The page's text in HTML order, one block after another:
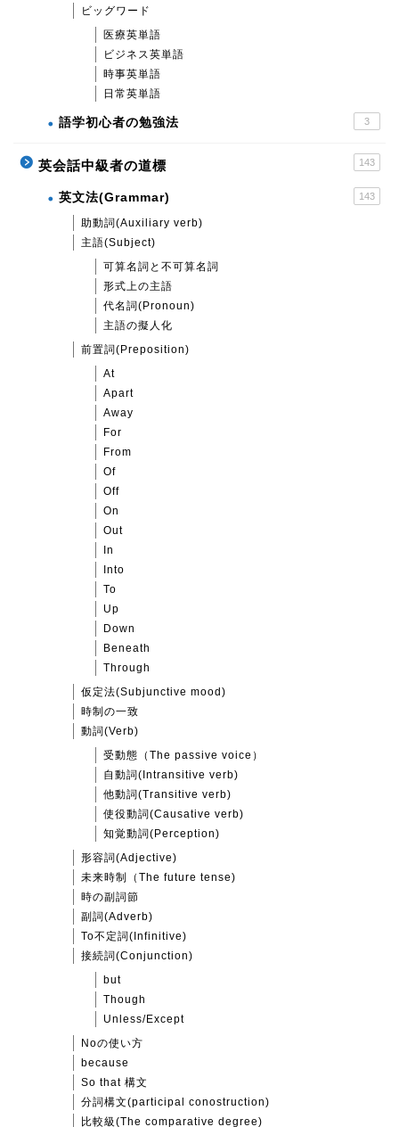
ビッグワード
医療英単語
ビジネス英単語
時事英単語
日常英単語
語学初心者の勉強法 3
英会話中級者の道標 143
英文法(Grammar) 143
助動詞(Auxiliary verb)
主語(Subject)
可算名詞と不可算名詞
形式上の主語
代名詞(Pronoun)
主語の擬人化
前置詞(Preposition)
At
Apart
Away
For
From
Of
Off
On
Out
In
Into
To
Up
Down
Beneath
Through
仮定法(Subjunctive mood)
時制の一致
動詞(Verb)
受動態（The passive voice）
自動詞(Intransitive verb)
他動詞(Transitive verb)
使役動詞(Causative verb)
知覚動詞(Perception)
形容詞(Adjective)
未来時制（The future tense)
時の副詞節
副詞(Adverb)
To不定詞(Infinitive)
接続詞(Conjunction)
but
Though
Unless/Except
Noの使い方
because
So that 構文
分詞構文(participal conostruction)
比較級(The comparative degree)